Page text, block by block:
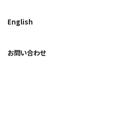
English
お問い合わせ